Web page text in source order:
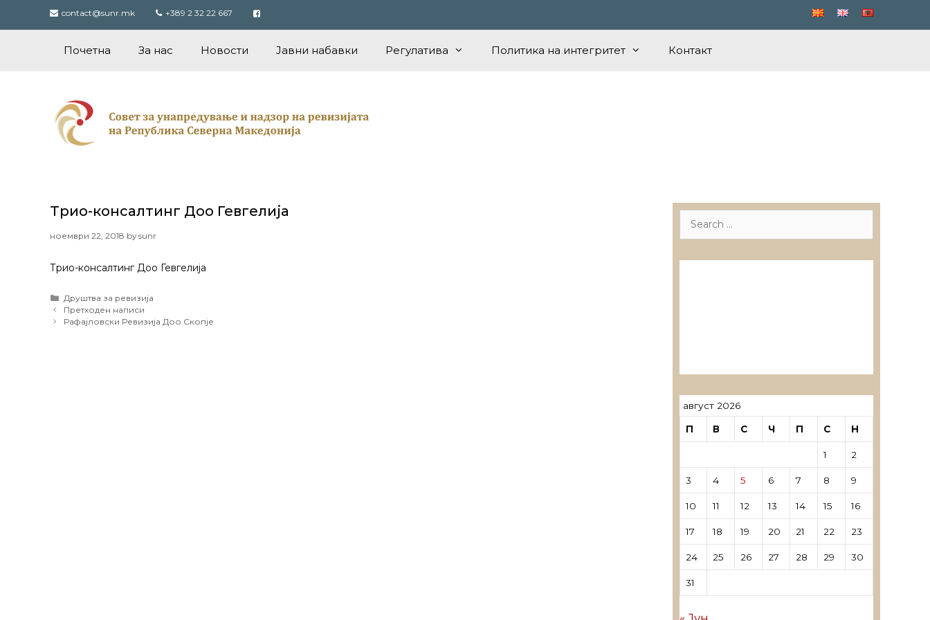
contact@sunr.mk +389 2 32 22 667
Почетна За нас Новости Јавни набавки Регулатива Политика на интегритет Контакт
Трио-консалтинг Доо Гевгелија
ноември 22, 2018 bysunr
Трио-консалтинг Доо Гевгелија
Categories
Друштва за ревизија
Post
navigation
Претходен написи
Рафајловски Ревизија Доо Скопје
Search
август 2026
П В С Ч П С Н
1 2
3 4 5 6 7 8 9
10 11 12 13 14 15 16
17 18 19 20 21 22 23
24 25 26 27 28 29 30
31